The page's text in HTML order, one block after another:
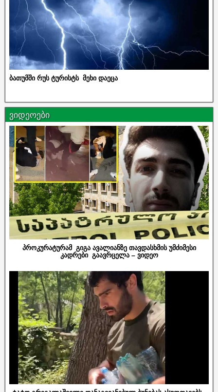
ბათუმში რუს ტურისტს მეხი დაეცა
ვიდეოები
პროკურატურამ გიგა ავალიანზე თავდასხმის უმძიმესი
კადრები გაავრცელა – ვიდეო